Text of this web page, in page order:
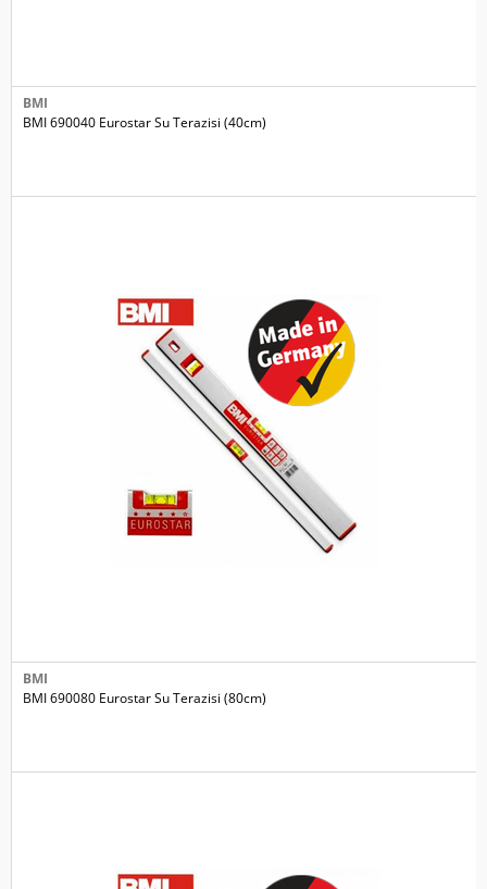
BMI
BMI 690040 Eurostar Su Terazisi (40cm)
BMI
BMI 690080 Eurostar Su Terazisi (80cm)